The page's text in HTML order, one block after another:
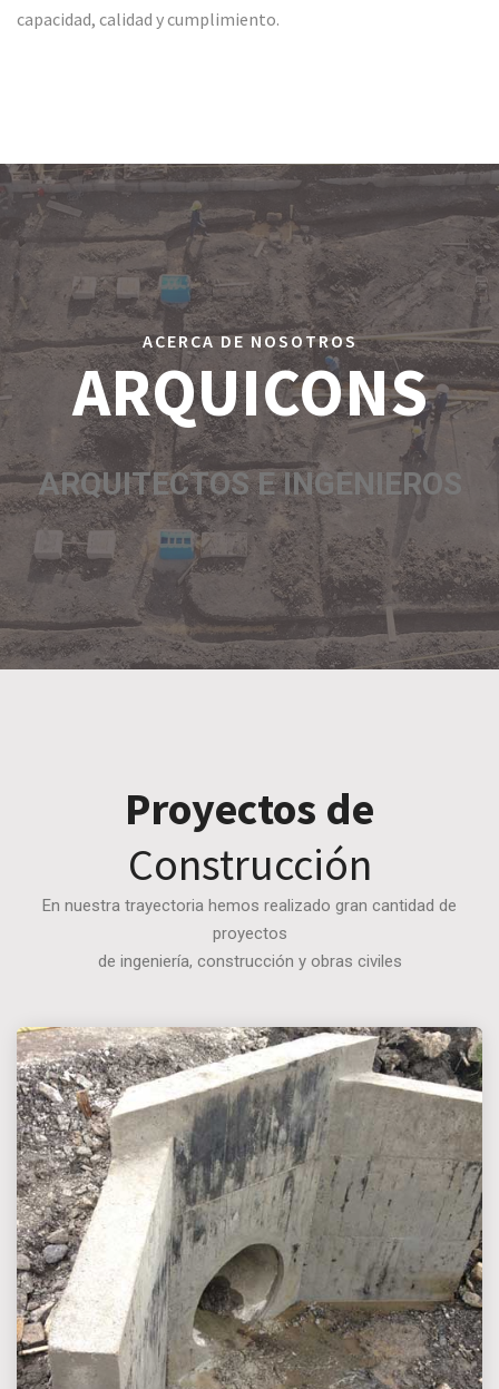
capacidad, calidad y cumplimiento.
ACERCA DE NOSOTROS
ARQUICONS
ARQUITECTOS E INGENIEROS
Proyectos de
Construcción
En nuestra trayectoria hemos realizado gran cantidad de
proyectos
de ingeniería, construcción y obras civiles